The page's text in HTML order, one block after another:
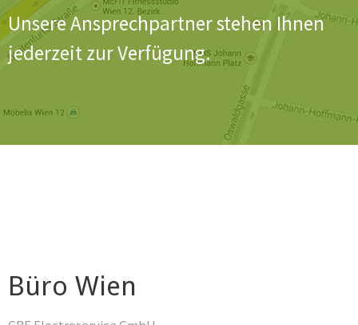
Unsere Ansprechpartner stehen Ihnen
jederzeit zur Verfügung.
Büro Wien